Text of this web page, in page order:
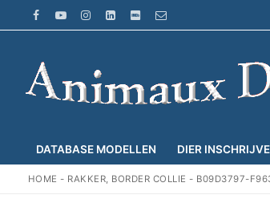
naar
inhoud
DATABASE MODELLEN DIER
HOME - RAKKER, BORDER COLLIE - B09D3797-